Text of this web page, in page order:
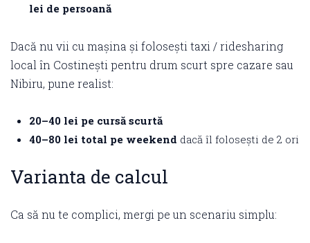
lei de persoană
Dacă nu vii cu mașina și folosești taxi / ridesharing
local în Costinești pentru drum scurt spre cazare sau
Nibiru, pune realist:
20–40 lei pe cursă scurtă
40–80 lei total pe weekend dacă îl folosești de 2 ori
Varianta de calcul
Ca să nu te complici, mergi pe un scenariu simplu: